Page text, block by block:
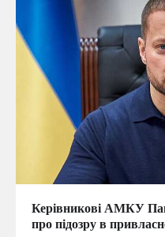
Керівникові АМКУ
про підозру в